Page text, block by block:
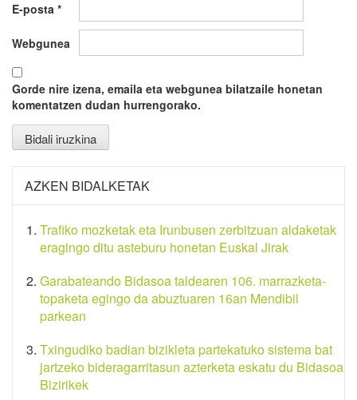
E-posta *
Webgunea
Gorde nire izena, emaila eta webgunea bilatzaile honetan
komentatzen dudan hurrengorako.
AZKEN BIDALKETAK
Trafiko mozketak eta Irunbusen zerbitzuan aldaketak
eragingo ditu asteburu honetan Euskal Jirak
Garabateando Bidasoa taldearen 106. marrazketa-
topaketa egingo da abuztuaren 16an Mendibil
parkean
Txingudiko badian bizikleta partekatuko sistema bat
jartzeko bideragarritasun azterketa eskatu du Bidasoa
Bizirikek